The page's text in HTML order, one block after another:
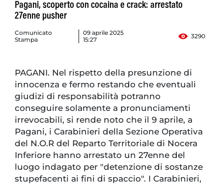
Pagani, scoperto con cocaina e crack: arrestato
27enne pusher
Comunicato
Stampa
09 aprile 2025
15:27
3290
PAGANI. Nel rispetto della presunzione di
innocenza e fermo restando che eventuali
giudizi di responsabilità potranno
conseguire solamente a pronunciamenti
irrevocabili, si rende noto che il 9 aprile, a
Pagani, i Carabinieri della Sezione Operativa
del N.O.R del Reparto Territoriale di Nocera
Inferiore hanno arrestato un 27enne del
luogo indagato per "detenzione di sostanze
stupefacenti ai fini di spaccio". I Carabinieri,